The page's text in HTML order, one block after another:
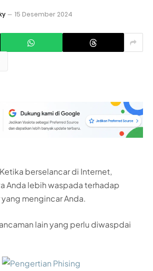
15 Desember 2024
berselancar di Internet,
Anda lebih waspada terhadap
mengincar Anda.
lain yang perlu diwaspdai